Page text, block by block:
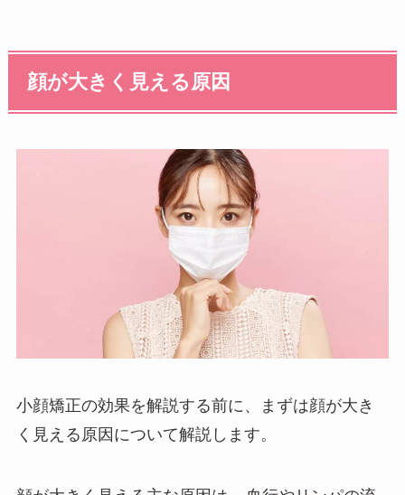
顔が大きく見える原因
小顔矯正の効果を解説する前に、まずは顔が大き
く見える原因について解説します。